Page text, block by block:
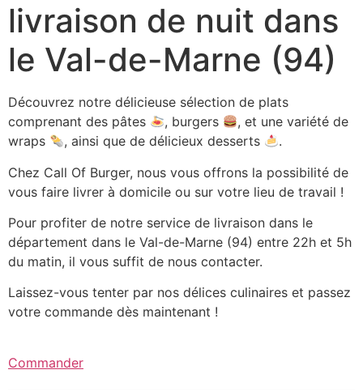
livraison de nuit dans
le Val-de-Marne (94)
Découvrez notre délicieuse sélection de plats
comprenant des pâtes
, burgers
, et une variété de
wraps
, ainsi que de délicieux desserts
.
Chez Call Of Burger, nous vous offrons la possibilité de
vous faire livrer à domicile ou sur votre lieu de travail !
Pour profiter de notre service de livraison dans le
département dans le Val-de-Marne (94) entre 22h et 5h
du matin, il vous suffit de nous contacter.
Laissez-vous tenter par nos délices culinaires et passez
votre commande dès maintenant !
Commander